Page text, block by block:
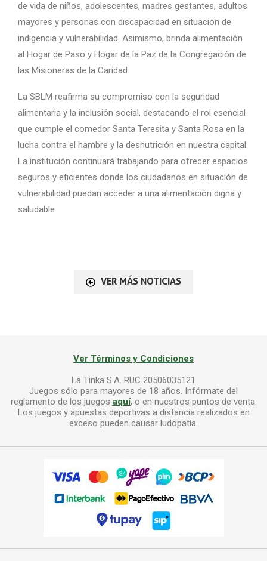
de vida de niños, adolescentes, madres gestantes, adultos
mayores y personas con discapacidad en situación de
indigencia y vulnerabilidad. Asimismo, brinda alimentación
al Hogar de Paso y Hogar de la Paz de la Congregación de
las Misioneras de la Caridad.
La SBLM reafirma su compromiso con la seguridad
alimentaria y la inclusión social, destacando el rol esencial
que cumple el comedor Santa Teresita y Santa Rosa en la
lucha contra el hambre y la desnutrición en nuestra capital.
La institución continuará trabajando para ofrecer espacios
seguros y eficientes donde los ciudadanos en situación de
vulnerabilidad puedan acceder a una alimentación digna y
saludable.
VER MÁS NOTICIAS
Ver Términos y Condiciones
La Tinka S.A. RUC 20506035121
Juegos sólo para mayores de 18 años. Infórmate del
reglamento de los juegos aquí, o en nuestros puntos de venta.
Los juegos y apuestas deportivas a distancia realizados en
exceso pueden causar ludopatía.